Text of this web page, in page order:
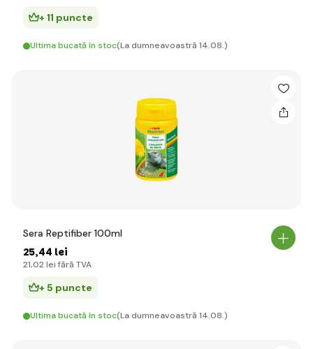
+ 11 puncte
Ultima bucată în stoc(La dumneavoastră 14.08.)
Sera Reptifiber 100ml
25,44 lei
21,02 lei fără TVA
+ 5 puncte
Ultima bucată în stoc(La dumneavoastră 14.08.)